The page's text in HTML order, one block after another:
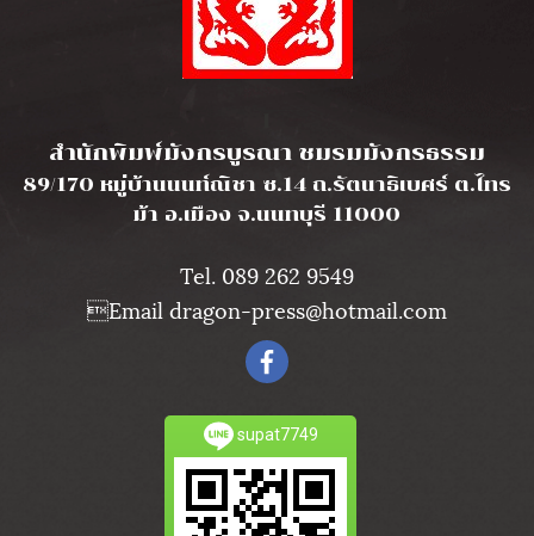
สำนักพิมพ์มังกรบูรณา ชมรมมังกรธรรม
89/170 หมู่บ้านนนท์ณิชา ซ.14 ถ.รัตนาธิเบศร์ ต.ไทร
ม้า อ.เมือง จ.นนทบุรี 11000
Tel. 089 262 9549
Email dragon-press@hotmail.com
supat7749